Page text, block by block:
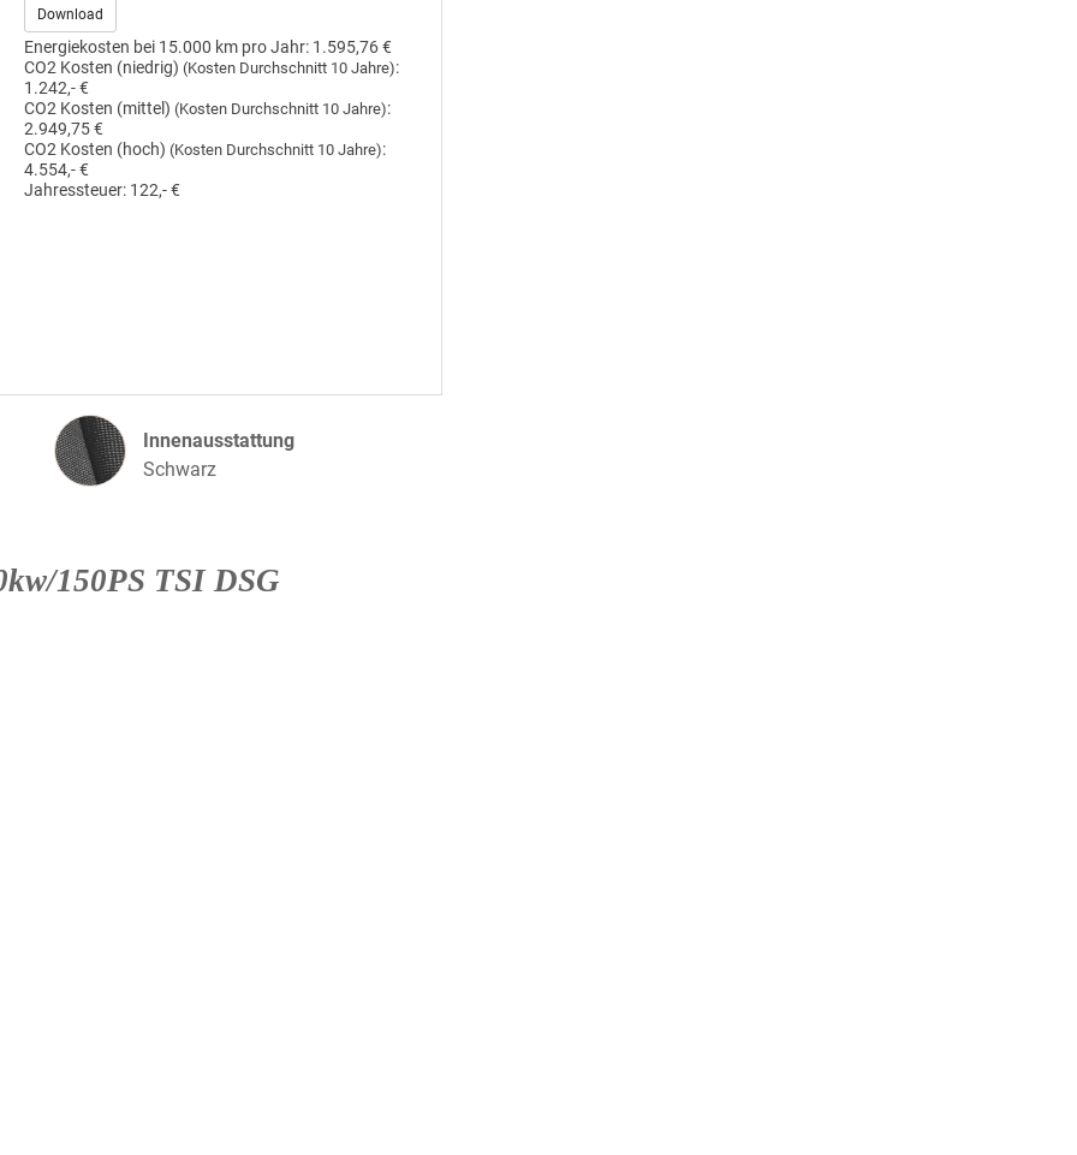
Download
Energiekosten bei 15.000 km pro Jahr: 1.595,76 €
CO2 Kosten (niedrig)(Kosten Durchschnitt 10 Jahre):
1.242,- €
CO2 Kosten (mittel)(Kosten Durchschnitt 10 Jahre):
2.949,75 €
CO2 Kosten (hoch)(Kosten Durchschnitt 10 Jahre):
4.554,- €
Jahressteuer: 122,- €
Innenausstattung
Innenausstattung
Schwarz
150PS TSI DSG